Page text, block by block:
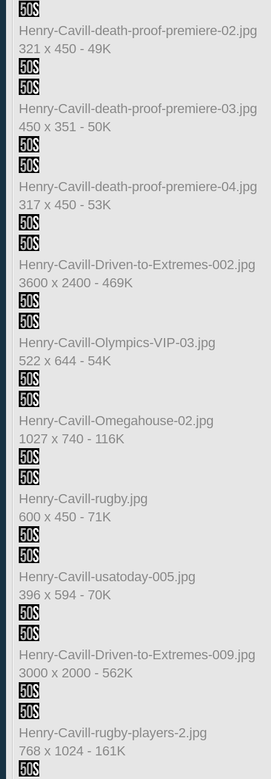
Henry-Cavill-death-proof-premiere-02.jpg
321 x 450 - 49K
Henry-Cavill-death-proof-premiere-03.jpg
450 x 351 - 50K
Henry-Cavill-death-proof-premiere-04.jpg
317 x 450 - 53K
Henry-Cavill-Driven-to-Extremes-002.jpg
3600 x 2400 - 469K
Henry-Cavill-Olympics-VIP-03.jpg
522 x 644 - 54K
Henry-Cavill-Omegahouse-02.jpg
1027 x 740 - 116K
Henry-Cavill-rugby.jpg
600 x 450 - 71K
Henry-Cavill-usatoday-005.jpg
396 x 594 - 70K
Henry-Cavill-Driven-to-Extremes-009.jpg
3000 x 2000 - 562K
Henry-Cavill-rugby-players-2.jpg
768 x 1024 - 161K